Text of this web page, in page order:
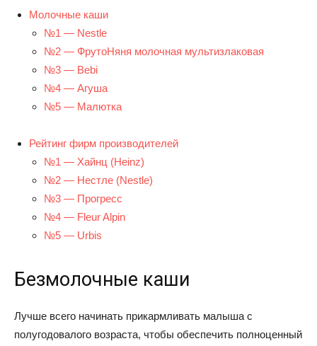
Молочные каши
№1 — Nestle
№2 — ФрутоНяня молочная мультизлаковая
№3 — Bebi
№4 — Агуша
№5 — Малютка
Рейтинг фирм производителей
№1 — Хайнц (Heinz)
№2 — Нестле (Nestle)
№3 — Прогресс
№4 — Fleur Alpin
№5 — Urbis
Безмолочные каши
Лучше всего начинать прикармливать малыша с
полугодовалого возраста, чтобы обеспечить полноценный